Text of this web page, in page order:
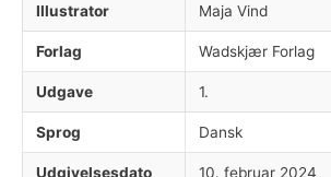
Illustrator Maja Vind
Forlag Wadskjær Forlag
Udgave 1.
Sprog Dansk
Udgivelsesdato 10. februar 2024